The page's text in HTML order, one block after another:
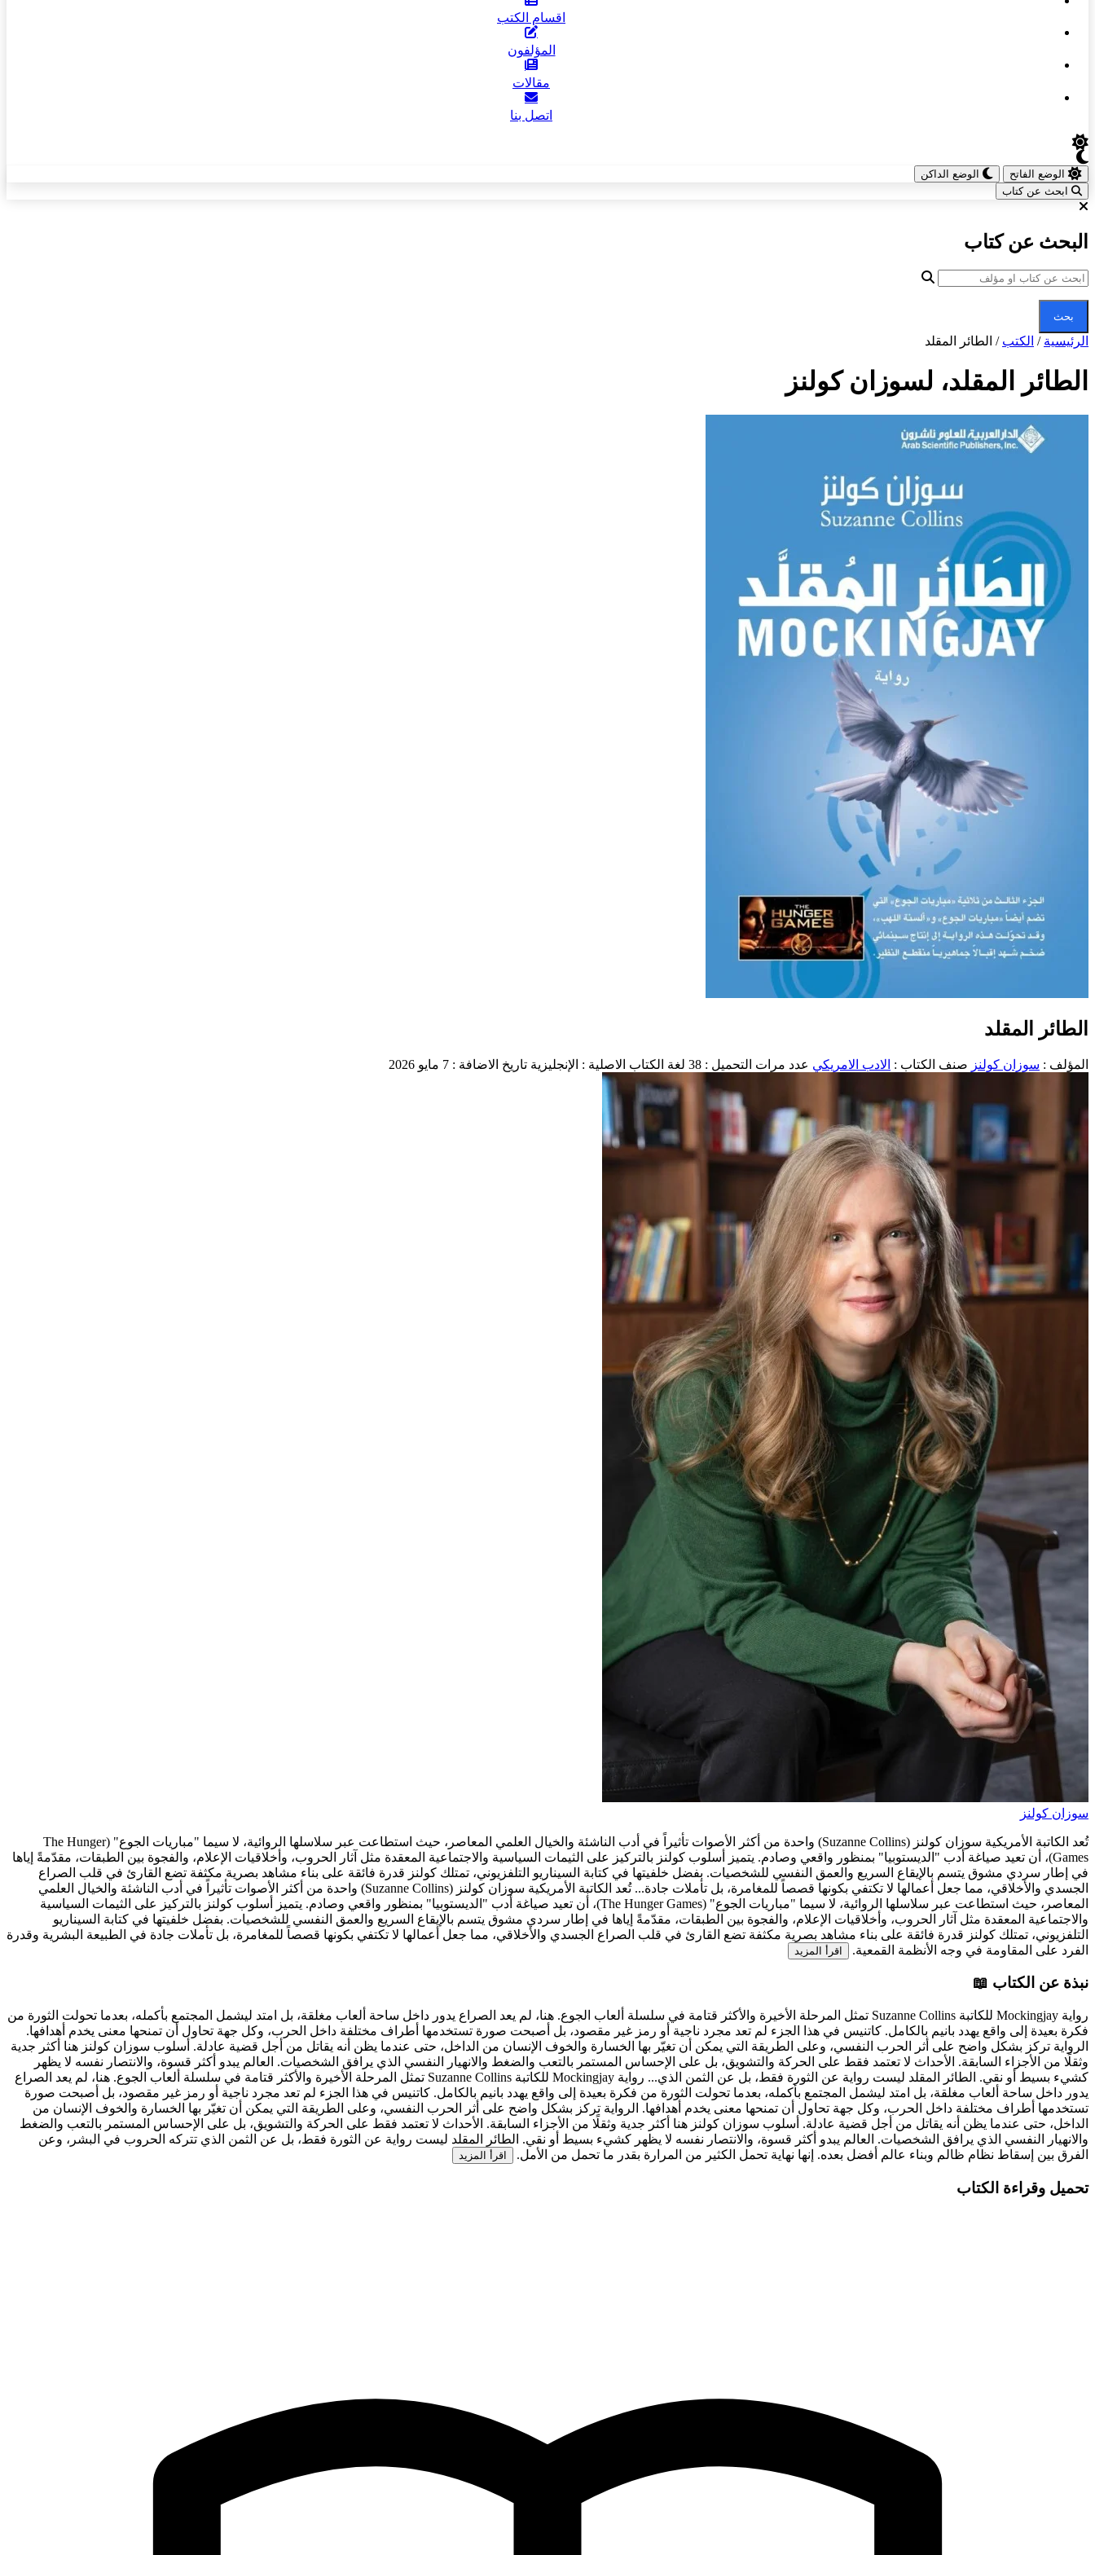
اقسام الكتب
المؤلفون
مقالات
اتصل بنا
الوضع الفاتح
الوضع الداكن
ابحث عن كتاب
البحث عن كتاب
بحث
الرئيسية / الكتب / الطائر المقلد
الطائر المقلد، لسوزان كولنز
الطائر المقلد
المؤلف : سوزان كولنز صنف الكتاب : الادب الامريكي عدد مرات التحميل : 38 لغة الكتاب الاصلية : الإنجليزية تاريخ الاضافة : 7 مايو 2026
سوزان كولنز
تُعد الكاتبة الأمريكية سوزان كولنز (Suzanne Collins) واحدة من أكثر الأصوات تأثيراً في أدب الناشئة والخيال العلمي المعاصر، حيث استطاعت عبر سلاسلها الروائية، لا سيما "مباريات الجوع" (The Hunger
Games)، أن تعيد صياغة أدب "الديستوبيا" بمنظور واقعي وصادم. يتميز أسلوب كولنز بالتركيز على الثيمات السياسية والاجتماعية المعقدة مثل آثار الحروب، وأخلاقيات الإعلام، والفجوة بين الطبقات، مقدّمةً إياها
في إطار سردي مشوق يتسم بالإيقاع السريع والعمق النفسي للشخصيات. بفضل خلفيتها في كتابة السيناريو التلفزيوني، تمتلك كولنز قدرة فائقة على بناء مشاهد بصرية مكثفة تضع القارئ في قلب الصراع
الجسدي والأخلاقي، مما جعل أعمالها لا تكتفي بكونها قصصاً للمغامرة، بل تأملات جادة...
تُعد الكاتبة الأمريكية سوزان كولنز (Suzanne Collins) واحدة من أكثر الأصوات تأثيراً في أدب الناشئة والخيال العلمي
المعاصر، حيث استطاعت عبر سلاسلها الروائية، لا سيما "مباريات الجوع" (The Hunger Games)، أن تعيد صياغة أدب "الديستوبيا" بمنظور واقعي وصادم. يتميز أسلوب كولنز بالتركيز على الثيمات السياسية
والاجتماعية المعقدة مثل آثار الحروب، وأخلاقيات الإعلام، والفجوة بين الطبقات، مقدّمةً إياها في إطار سردي مشوق يتسم بالإيقاع السريع والعمق النفسي للشخصيات. بفضل خلفيتها في كتابة السيناريو
التلفزيوني، تمتلك كولنز قدرة فائقة على بناء مشاهد بصرية مكثفة تضع القارئ في قلب الصراع الجسدي والأخلاقي، مما جعل أعمالها لا تكتفي بكونها قصصاً للمغامرة، بل تأملات جادة في الطبيعة البشرية وقدرة
الفرد على المقاومة في وجه الأنظمة القمعية.
اقرأ المزيد
نبذة عن الكتاب 📖
رواية Mockingjay للكاتبة Suzanne Collins تمثل المرحلة الأخيرة والأكثر قتامة في سلسلة ألعاب الجوع. هنا، لم يعد الصراع يدور داخل ساحة ألعاب مغلقة، بل امتد ليشمل المجتمع بأكمله، بعدما تحولت الثورة من
فكرة بعيدة إلى واقع يهدد بانيم بالكامل. كاتنيس في هذا الجزء لم تعد مجرد ناجية أو رمز غير مقصود، بل أصبحت صورة تستخدمها أطراف مختلفة داخل الحرب، وكل جهة تحاول أن تمنحها معنى يخدم أهدافها.
الرواية تركز بشكل واضح على أثر الحرب النفسي، وعلى الطريقة التي يمكن أن تغيّر بها الخسارة والخوف الإنسان من الداخل، حتى عندما يظن أنه يقاتل من أجل قضية عادلة. أسلوب سوزان كولنز هنا أكثر جدية
وثقلًا من الأجزاء السابقة. الأحداث لا تعتمد فقط على الحركة والتشويق، بل على الإحساس المستمر بالتعب والضغط والانهيار النفسي الذي يرافق الشخصيات. العالم يبدو أكثر قسوة، والانتصار نفسه لا يظهر
كشيء بسيط أو نقي. الطائر المقلد ليست رواية عن الثورة فقط، بل عن الثمن الذي...
رواية Mockingjay للكاتبة Suzanne Collins تمثل المرحلة الأخيرة والأكثر قتامة في سلسلة ألعاب الجوع. هنا، لم يعد الصراع
يدور داخل ساحة ألعاب مغلقة، بل امتد ليشمل المجتمع بأكمله، بعدما تحولت الثورة من فكرة بعيدة إلى واقع يهدد بانيم بالكامل. كاتنيس في هذا الجزء لم تعد مجرد ناجية أو رمز غير مقصود، بل أصبحت صورة
تستخدمها أطراف مختلفة داخل الحرب، وكل جهة تحاول أن تمنحها معنى يخدم أهدافها. الرواية تركز بشكل واضح على أثر الحرب النفسي، وعلى الطريقة التي يمكن أن تغيّر بها الخسارة والخوف الإنسان من
الداخل، حتى عندما يظن أنه يقاتل من أجل قضية عادلة. أسلوب سوزان كولنز هنا أكثر جدية وثقلًا من الأجزاء السابقة. الأحداث لا تعتمد فقط على الحركة والتشويق، بل على الإحساس المستمر بالتعب والضغط
والانهيار النفسي الذي يرافق الشخصيات. العالم يبدو أكثر قسوة، والانتصار نفسه لا يظهر كشيء بسيط أو نقي. الطائر المقلد ليست رواية عن الثورة فقط، بل عن الثمن الذي تتركه الحروب في البشر، وعن
الفرق بين إسقاط نظام ظالم وبناء عالم أفضل بعده. إنها نهاية تحمل الكثير من المرارة بقدر ما تحمل من الأمل.
اقرأ المزيد
تحميل وقراءة الكتاب